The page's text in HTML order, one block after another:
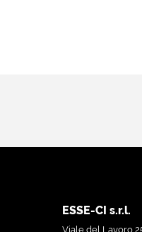
ESSE-CI s.r.l.
Viale del Lavoro